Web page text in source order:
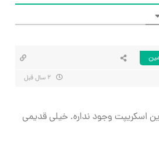
اسکریپت وجود نداره. خیلی قدیمی